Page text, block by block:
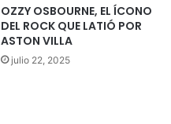
OZZY OSBOURNE, EL ÍCONO
DEL ROCK QUE LATIÓ POR
ASTON VILLA
julio 22, 2025